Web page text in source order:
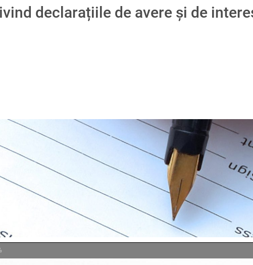
declarațiile de avere și de